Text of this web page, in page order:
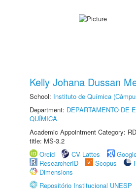
Kelly Johana Dussan
School: Instituto de Química
Department: DEPARTAMENTO DE
QUÍMICA
Academic Appointment Category:
title: MS-3.2
Orcid
CV Lattes
ResearcherID
Scopus
Dimensions
Repositório Institucional UNESP